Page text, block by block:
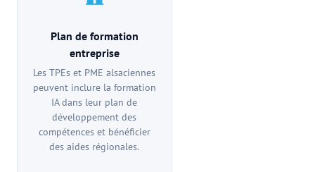
Plan de formation
entreprise
Les TPEs et PME alsaciennes
peuvent inclure la formation
IA dans leur plan de
développement des
compétences et bénéficier
des aides régionales.